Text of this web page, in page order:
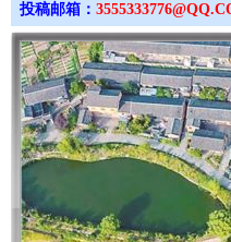
投稿邮箱：